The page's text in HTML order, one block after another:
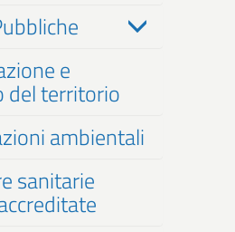
e
del territorio
ambientali
sanitarie